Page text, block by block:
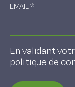
EMAIL*
En validant
politique de